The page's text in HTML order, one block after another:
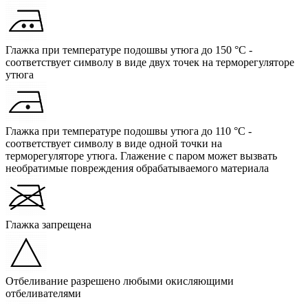
Глажка при температуре подошвы утюга до 150 °C -
соответствует символу в виде двух точек на терморегуляторе
утюга
Глажка при температуре подошвы утюга до 110 °C -
соответствует символу в виде одной точки на
терморегуляторе утюга. Глажение с паром может вызвать
необратимые повреждения обрабатываемого материала
Глажка запрещена
Отбеливание разрешено любыми окисляющими
отбеливателями